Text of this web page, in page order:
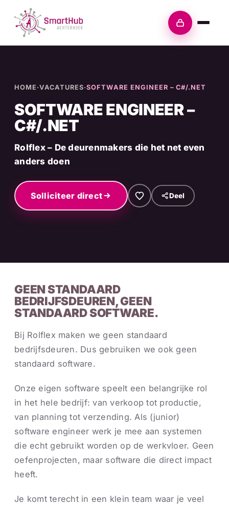
content
Inloggen
HOME ·VACATURES·SOFTWARE ENGINEER – C#/.NET
SOFTWARE ENGINEER –
C#/.NET
Rolflex – De deurenmakers die het net even
anders doen
Solliciteer direct Deel
GEEN STANDAARD
BEDRIJFSDEUREN, GEEN
STANDAARD SOFTWARE.
Bij Rolflex maken we geen standaard
bedrijfsdeuren. Dus gebruiken we ook geen
standaard software.
Onze eigen software speelt een belangrijke rol
in het hele bedrijf: van verkoop tot productie,
van planning tot verzending. Als (junior)
software engineer werk je mee aan systemen
die echt gebruikt worden op de werkvloer. Geen
oefenprojecten, maar software die direct impact
heeft.
Je komt terecht in een klein team waar je veel